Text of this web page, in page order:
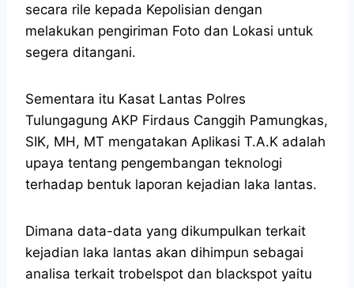
secara rile kepada Kepolisian dengan
melakukan pengiriman Foto dan Lokasi untuk
segera ditangani.
Sementara itu Kasat Lantas Polres
Tulungagung AKP Firdaus Canggih Pamungkas,
SIK, MH, MT mengatakan Aplikasi T.A.K adalah
upaya tentang pengembangan teknologi
terhadap bentuk laporan kejadian laka lantas.
Dimana data-data yang dikumpulkan terkait
kejadian laka lantas akan dihimpun sebagai
analisa terkait trobelspot dan blackspot yaitu